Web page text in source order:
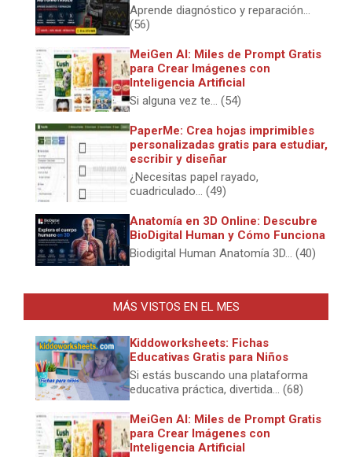
Aprende diagnóstico y reparación...
(56)
MeiGen AI: Miles de Prompt Gratis
para Crear Imágenes con
Inteligencia Artificial
Si alguna vez te... (54)
PaperMe: Crea hojas imprimibles
personalizadas gratis para estudiar,
escribir y diseñar
¿Necesitas papel rayado,
cuadriculado... (49)
Anatomía en 3D Online: Descubre
BioDigital Human y Cómo Funciona
Biodigital Human Anatomía 3D... (40)
MÁS VISTOS EN EL MES
Kiddoworksheets: Fichas
Educativas Gratis para Niños
Si estás buscando una plataforma
educativa práctica, divertida... (68)
MeiGen AI: Miles de Prompt Gratis
para Crear Imágenes con
Inteligencia Artificial